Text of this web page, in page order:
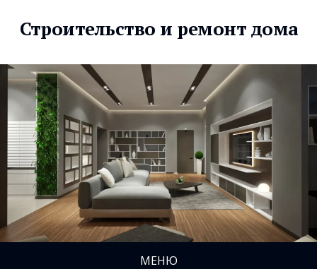
Строительство и ремонт дома
МЕНЮ